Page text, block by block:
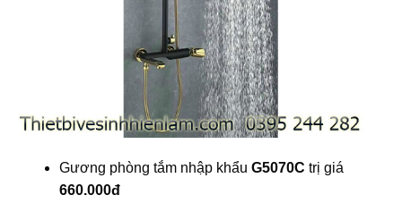
Gương phòng tắm nhập khẩu G5070C trị giá
660.000đ